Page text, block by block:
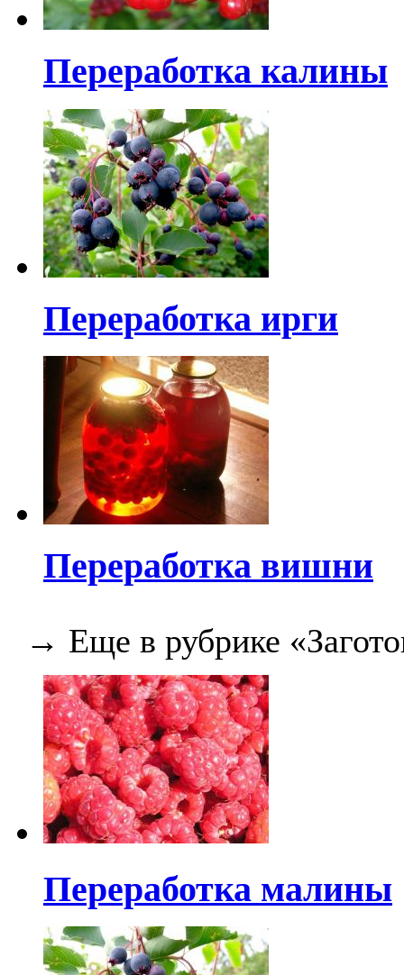
Переработка калины
Переработка ирги
Переработка вишни
→ Еще в рубрике
Переработка малины